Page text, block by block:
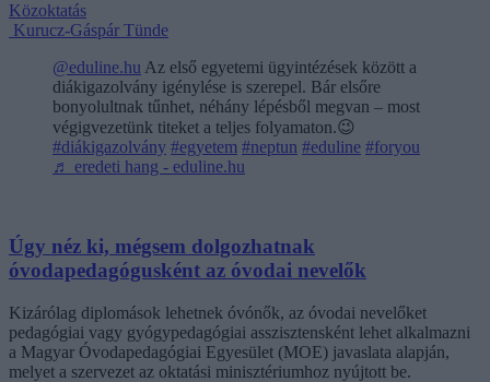
Közoktatás
Kurucz-Gáspár Tünde
@eduline.hu Az első egyetemi ügyintézések között a
diákigazolvány igénylése is szerepel. Bár elsőre
bonyolultnak tűnhet, néhány lépésből megvan – most
végigvezetünk titeket a teljes folyamaton.😉
#diákigazolvány #egyetem #neptun #eduline #foryou
♬ eredeti hang - eduline.hu
Úgy néz ki, mégsem dolgozhatnak
óvodapedagógusként az óvodai nevelők
Kizárólag diplomások lehetnek óvónők, az óvodai nevelőket
pedagógiai vagy gyógypedagógiai asszisztensként lehet alkalmazni
a Magyar Óvodapedagógiai Egyesület (MOE) javaslata alapján,
melyet a szervezet az oktatási minisztériumhoz nyújtott be.